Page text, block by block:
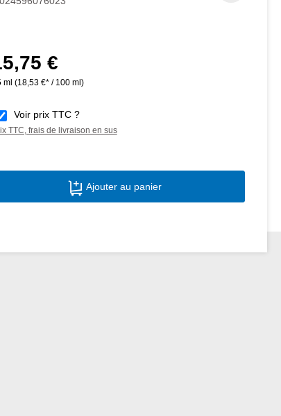
régulier :€
ml (18,53 €* / 100 ml)
Voir prix TTC ?
TTC, frais de livraison en sus
de produit : Entrez la quantité
Ajouter au panier